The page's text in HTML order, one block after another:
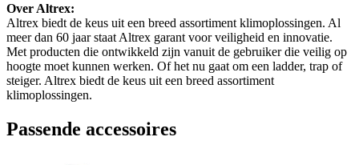
Over Altrex:
Altrex biedt de keus uit een breed assortiment klimoplossingen. Al
meer dan 60 jaar staat Altrex garant voor veiligheid en innovatie.
Met producten die ontwikkeld zijn vanuit de gebruiker die veilig op
hoogte moet kunnen werken. Of het nu gaat om een ladder, trap of
steiger. Altrex biedt de keus uit een breed assortiment
klimoplossingen.
Passende accessoires